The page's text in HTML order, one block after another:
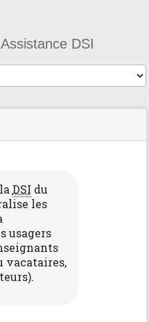
Assistance DSI
DSI du
les
usagers
vacataires,